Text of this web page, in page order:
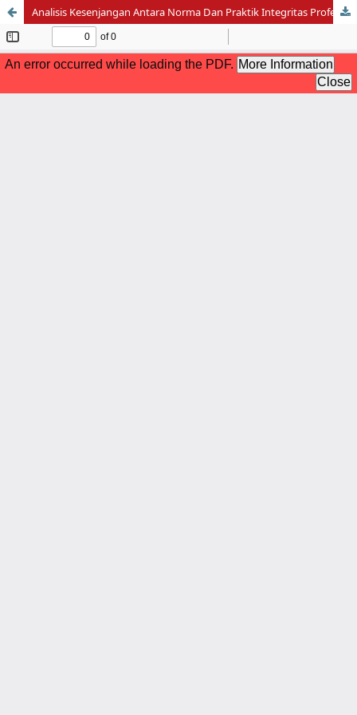
Analisis Kesenjangan Antara Norma Dan Praktik Integritas Profesi Jaksa Dalam Penegakan Hukum Di Indonesia Serta Upaya Untuk Mengatasinya